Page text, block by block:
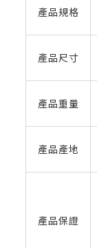
產品規格
產品尺寸
產品重量
產品產地
產品保證